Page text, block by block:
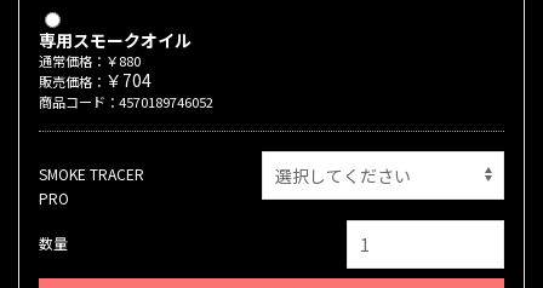
専用スモークオイル
通常価格：￥880
販売価格： ￥704
商品コード：4570189746052
SMOKE TRACER
PRO
数量